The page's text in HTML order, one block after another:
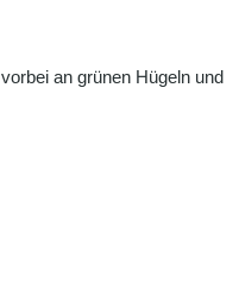
an grünen Hügeln und